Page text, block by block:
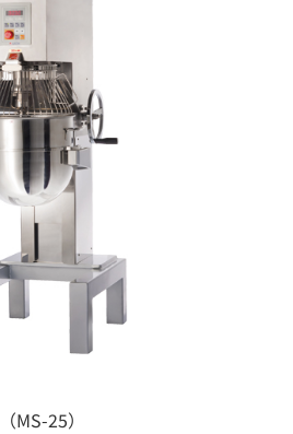
（MS-25）